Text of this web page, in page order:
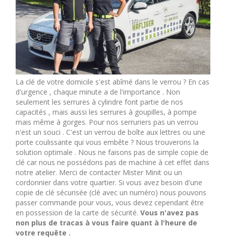
La clé de votre domicile s'est abîmé dans le verrou ? En cas
d'urgence , chaque minute a de l'importance . Non
seulement les serrures à cylindre font partie de nos
capacités , mais aussi les serrures à goupilles, à pompe
mais même à gorges. Pour nos serruriers pas un verrou
n'est un souci . C'est un verrou de boîte aux lettres ou une
porte coulissante qui vous embête ? Nous trouverons la
solution optimale . Nous ne faisons pas de simple copie de
clé car nous ne possédons pas de machine à cet effet dans
notre atelier. Merci de contacter Mister Minit ou un
cordonnier dans votre quartier. Si vous avez besoin d'une
copie de clé sécurisée (clé avec un numéro) nous pouvons
passer commande pour vous, vous devez cependant être
en possession de la carte de sécurité.Vous n'avez pas
non plus de tracas à vous faire quant à l'heure de
votre requête .